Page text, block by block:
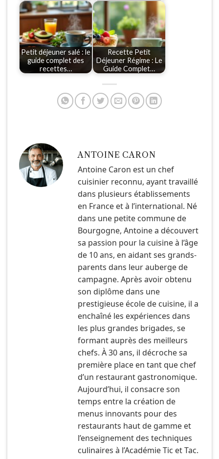
Petit déjeuner salé : le
guide complet des
recettes…
Recette Petit
Déjeuner Régime : Le
Guide Complet…
ANTOINE CARON
Antoine Caron est un chef
cuisinier reconnu, ayant travaillé
dans plusieurs établissements
en France et à l’international. Né
dans une petite commune de
Bourgogne, Antoine a découvert
sa passion pour la cuisine à l’âge
de 10 ans, en aidant ses grands-
parents dans leur auberge de
campagne. Après avoir obtenu
son diplôme dans une
prestigieuse école de cuisine, il a
enchaîné les expériences dans
les plus grandes brigades, se
formant auprès des meilleurs
chefs. À 30 ans, il décroche sa
première place en tant que chef
d’un restaurant gastronomique.
Aujourd’hui, il consacre son
temps entre la création de
menus innovants pour des
restaurants haut de gamme et
l’enseignement des techniques
culinaires à l’Académie Tic et Tac.